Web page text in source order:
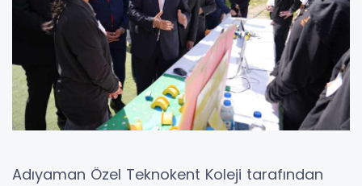
Adıyaman Özel Teknokent Koleji tarafından